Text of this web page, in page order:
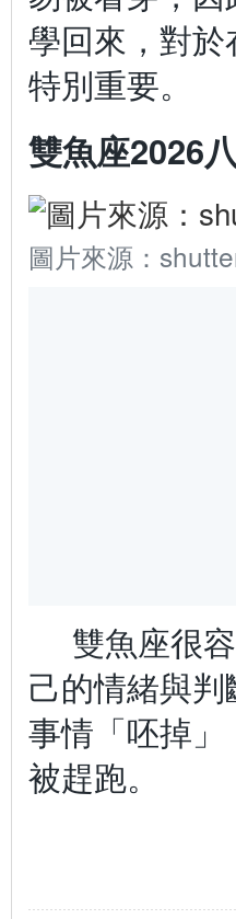
學回來，對
特別重要。
雙魚座2026
圖片來源：
雙魚座很
己的情緒與
事情「呸掉
被趕跑。